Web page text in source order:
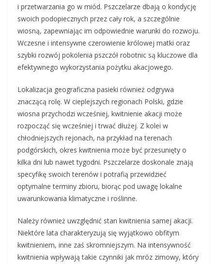
i przetwarzania go w miód. Pszczelarze dbają o kondycję
swoich podopiecznych przez cały rok, a szczególnie
wiosną, zapewniając im odpowiednie warunki do rozwoju.
Wczesne i intensywne czerowienie królowej matki oraz
szybki rozwój pokolenia pszczół robotnic są kluczowe dla
efektywnego wykorzystania pożytku akacjowego.
Lokalizacja geograficzna pasieki również odgrywa
znaczącą rolę. W cieplejszych regionach Polski, gdzie
wiosna przychodzi wcześniej, kwitnienie akacji może
rozpocząć się wcześniej i trwać dłużej. Z kolei w
chłodniejszych rejonach, na przykład na terenach
podgórskich, okres kwitnienia może być przesunięty o
kilka dni lub nawet tygodni. Pszczelarze doskonale znają
specyfikę swoich terenów i potrafią przewidzieć
optymalne terminy zbioru, biorąc pod uwagę lokalne
uwarunkowania klimatyczne i roślinne.
Należy również uwzględnić stan kwitnienia samej akacji.
Niektóre lata charakteryzują się wyjątkowo obfitym
kwitnieniem, inne zaś skromniejszym. Na intensywność
kwitnienia wpływają takie czynniki jak mróz zimowy, który